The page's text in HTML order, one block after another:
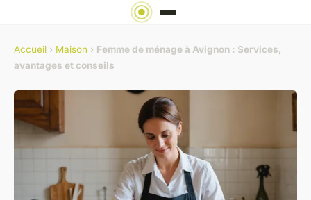
Accueil › Maison › Femme de ménage à Avignon : Services,
avantages et conseils